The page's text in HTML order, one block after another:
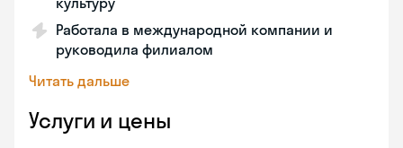
Работала в международной компании и
руководила филиалом
Читать дальше
Услуги и цены